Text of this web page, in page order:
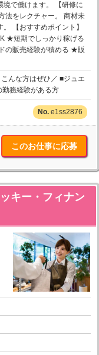
境で働けます。 【研修に
法をレクチャー。 商材未
【おすすめポイント】
★短期でしっかり稼げる
の販売経験が積める ★販
んな方はぜひ／ ■ジュエ
勤務経験がある方
e1ss2876
このお仕事に応募
キー・フィナン